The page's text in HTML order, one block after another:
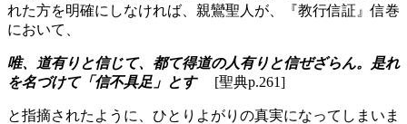
れた方を明確にしなければ、親鸞聖人が、『教行信証』信巻
において、
唯、道有りと信じて、都て得道の人有りと信ぜざらん。是れ
を名づけて「信不具足」とす [聖典p.261]
と指摘されたように、ひとりよがりの真実になってしまいま